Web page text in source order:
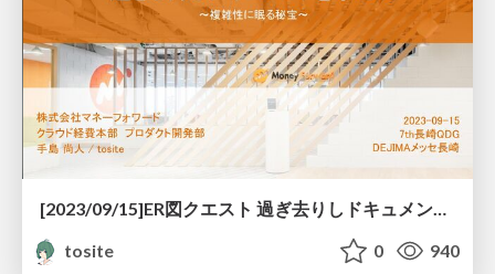
[2023/09/15]ER図クエスト 過ぎ去りしドキュメントを求めて 〜複雑性に眠る秘宝〜
tosite
0 940